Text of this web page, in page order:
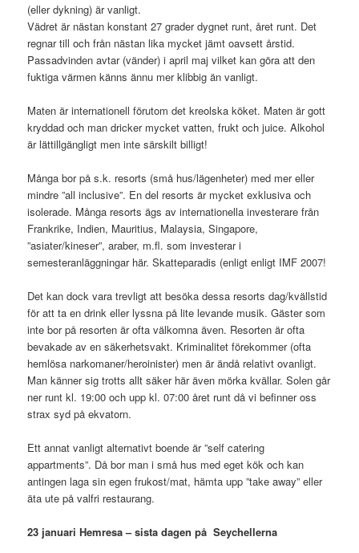
(eller dykning) är vanligt.
Vädret är nästan konstant 27 grader dygnet runt, året runt. Det
regnar till och från nästan lika mycket jämt oavsett årstid.
Passadvinden avtar (vänder) i april maj vilket kan göra att den
fuktiga värmen känns ännu mer klibbig än vanligt.
Maten är internationell förutom det kreolska köket. Maten är gott
kryddad och man dricker mycket vatten, frukt och juice. Alkohol
är lättillgängligt men inte särskilt billigt!
Många bor på s.k. resorts (små hus/lägenheter) med mer eller
mindre ”all inclusive”. En del resorts är mycket exklusiva och
isolerade. Många resorts ägs av internationella investerare från
Frankrike, Indien, Mauritius, Malaysia, Singapore,
”asiater/kineser”, araber, m.fl. som investerar i
semesteranläggningar här. Skatteparadis (enligt enligt IMF 2007!
Det kan dock vara trevligt att besöka dessa resorts dag/kvällstid
för att ta en drink eller lyssna på lite levande musik. Gäster som
inte bor på resorten är ofta välkomna även. Resorten är ofta
bevakade av en säkerhetsvakt. Kriminalitet förekommer (ofta
hemlösa narkomaner/heroinister) men är ändå relativt ovanligt.
Man känner sig trotts allt säker här även mörka kvällar. Solen går
ner runt kl. 19:00 och upp kl. 07:00 året runt då vi befinner oss
strax syd på ekvatorn.
Ett annat vanligt alternativt boende är ”self catering
appartments”. Då bor man i små hus med eget kök och kan
antingen laga sin egen frukost/mat, hämta upp ”take away” eller
äta ute på valfri restaurang.
23 januari Hemresa – sista dagen på Seychellerna